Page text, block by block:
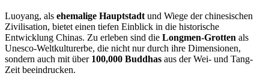
Luoyang, als ehemalige Hauptstadt und Wiege der chinesischen
Zivilisation, bietet einen tiefen Einblick in die historische
Entwicklung Chinas. Zu erleben sind die Longmen-Grotten als
Unesco-Weltkulturerbe, die nicht nur durch ihre Dimensionen,
sondern auch mit über 100,000 Buddhas aus der Wei- und Tang-
Zeit beeindrucken.